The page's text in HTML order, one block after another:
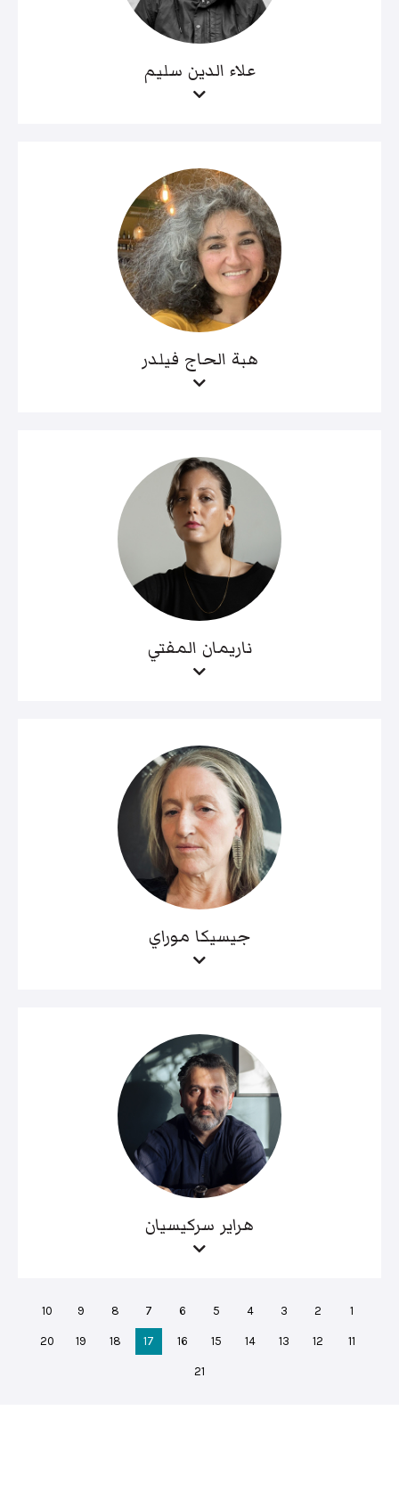
علاء الدين سليم
هبة الحاج فيلدر
ناريمان المفتي
جيسيكا موراي
هراير سركيسيان
1
2
3
4
5
6
7
8
9
10
11
12
13
14
15
16
17
18
19
20
21